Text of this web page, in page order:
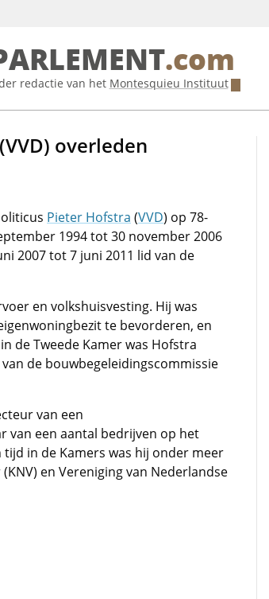
.com
redactie van het Montesquieu Instituut
overleden
Pieter Hofstra (VVD) op 78-
1994 tot 30 november 2006
2007 tot 7 juni 2011 lid van de
en volkshuisvesting. Hij was
te bevorderen, en
de Tweede Kamer was Hofstra
de bouwbegeleidingscommissie
van een
van een aantal bedrijven op het
in de Kamers was hij onder meer
en Vereniging van Nederlandse